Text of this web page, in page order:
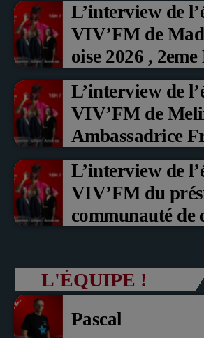
L’interview de
VIV’FM de
oise 2026 ,
Prix du Public ,
fruits rouge
L’interview de
VIV’FM de
Ambassadrice
L’interview de
VIV’FM du
communauté de
président com de
L'ÉQUIPE !
Pascal